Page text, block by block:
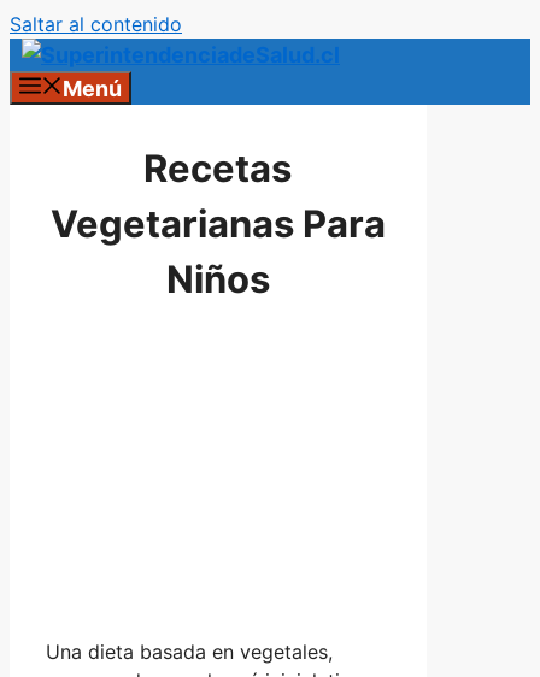
Saltar al contenido
Menú
Recetas
Vegetarianas Para
Niños
Una dieta basada en vegetales,